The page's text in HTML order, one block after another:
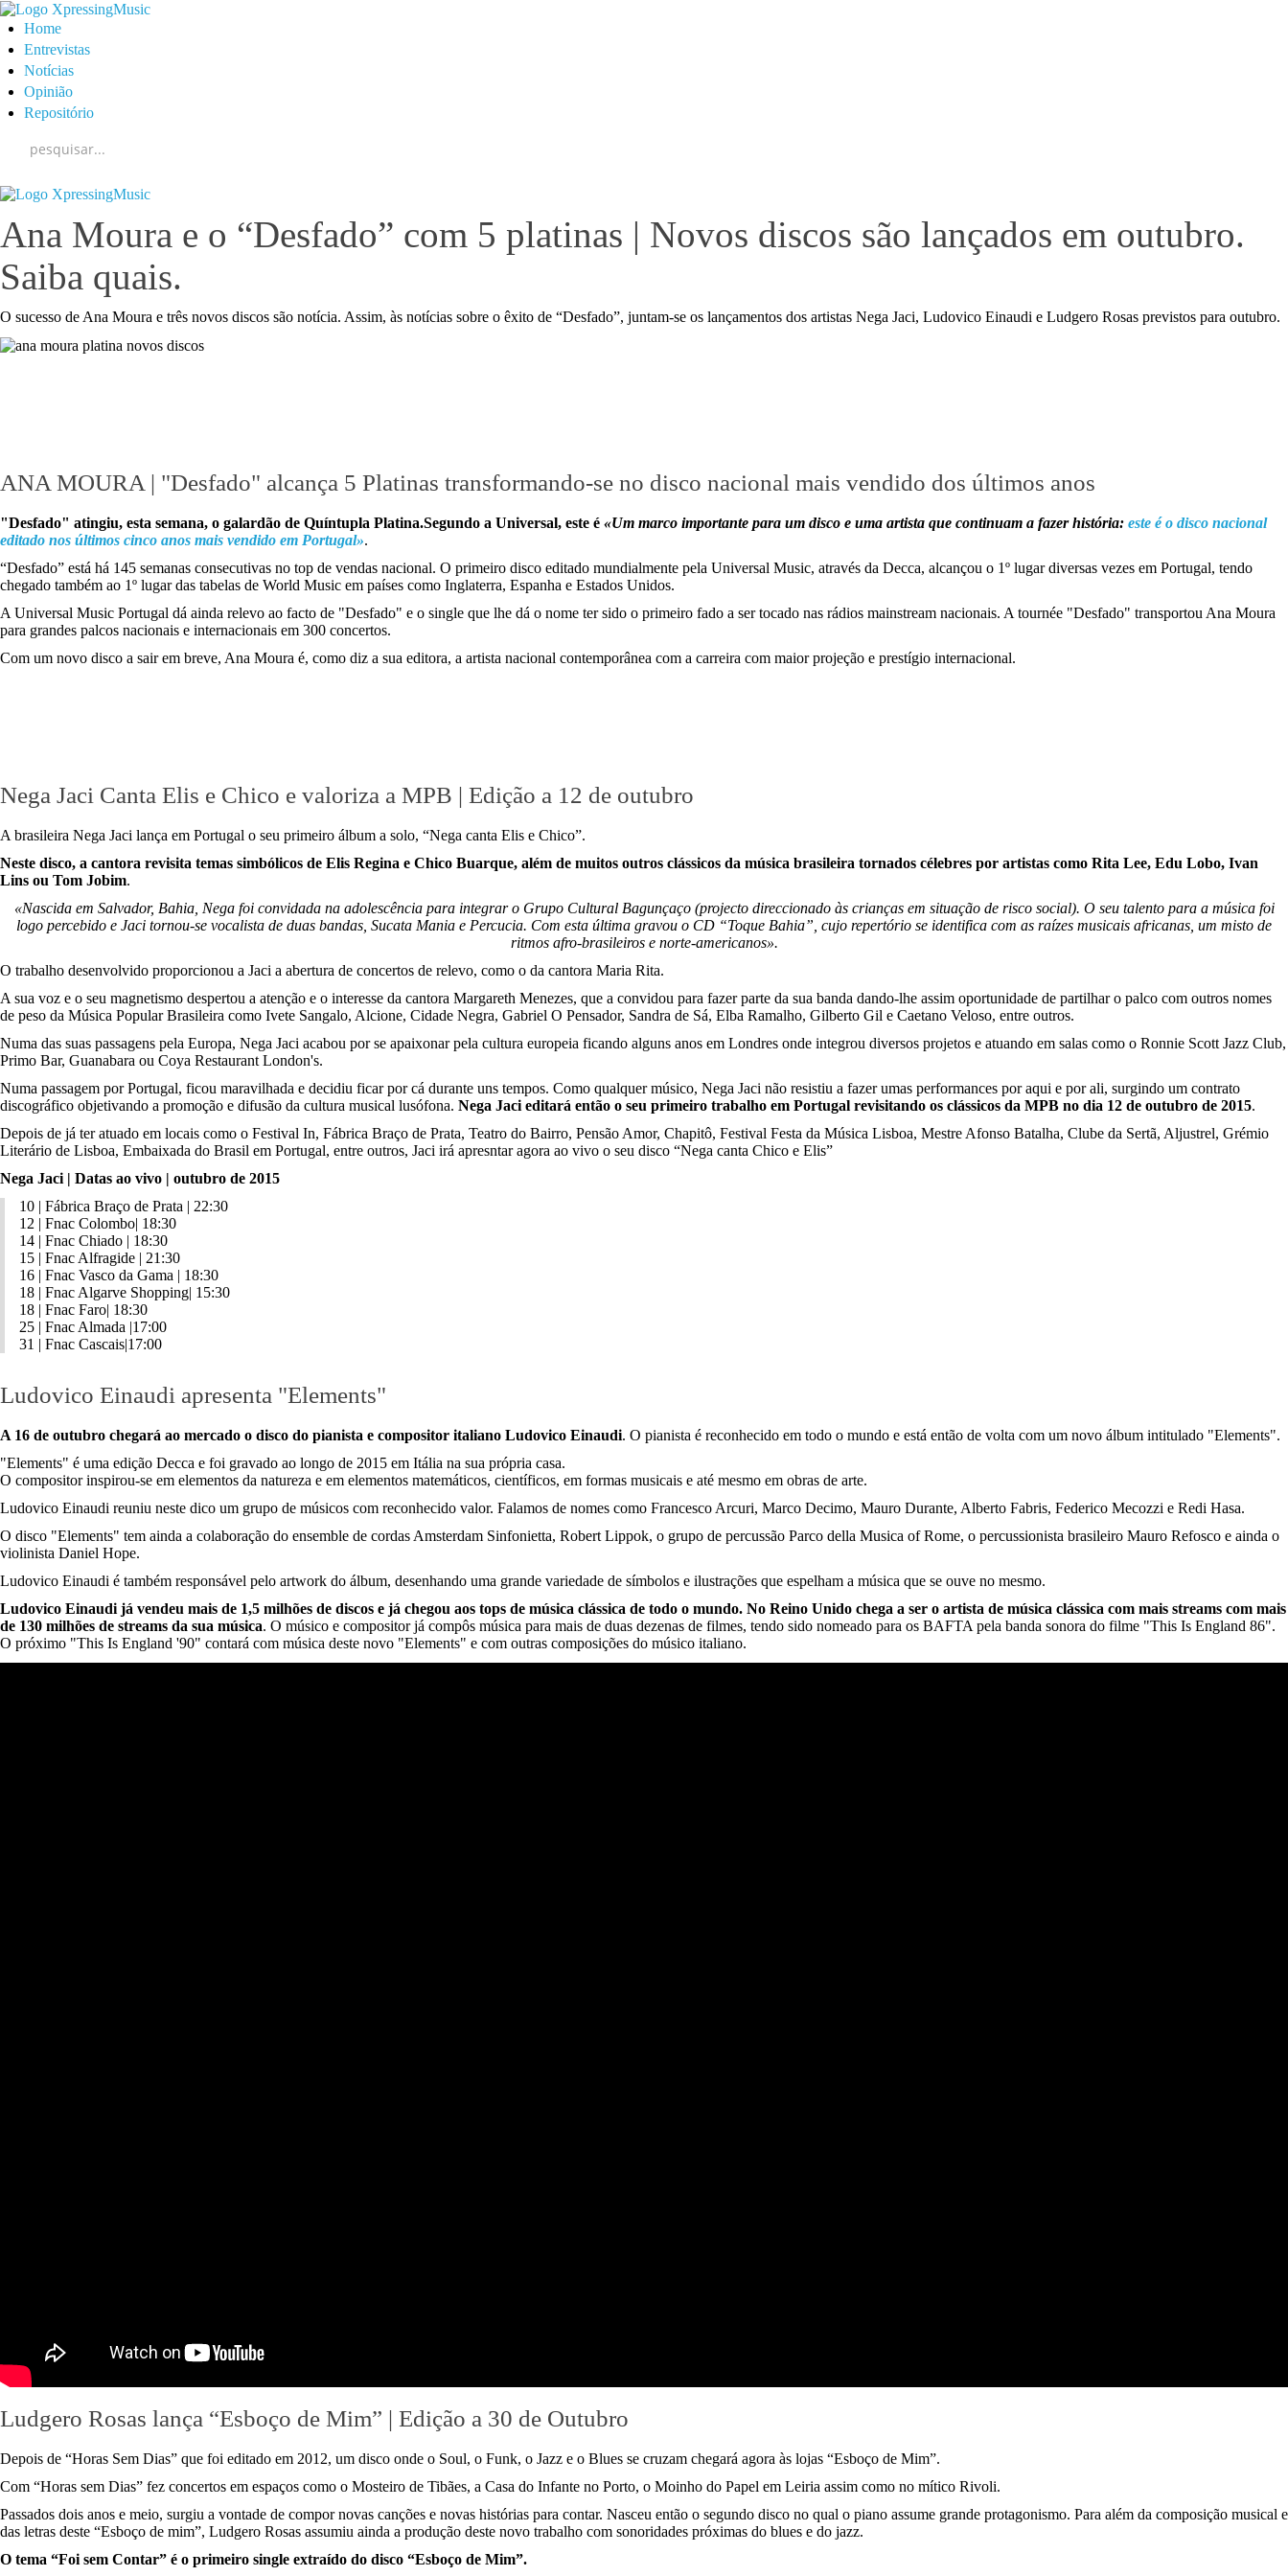
Home
Entrevistas
Notícias
Opinião
Repositório
Ana Moura e o “Desfado” com 5 platinas | Novos discos são lançados em outubro.
Saiba quais.
O sucesso de Ana Moura e três novos discos são notícia. Assim, às notícias sobre o êxito de “Desfado”, juntam-se os lançamentos dos artistas Nega Jaci, Ludovico Einaudi e Ludgero Rosas previstos para outubro.
ANA MOURA | "Desfado" alcança 5 Platinas transformando-se no disco nacional mais vendido dos últimos anos
"Desfado" atingiu, esta semana, o galardão de Quíntupla Platina.Segundo a Universal, este é «Um marco importante para um disco e uma artista que continuam a fazer história: este é o disco nacional
editado nos últimos cinco anos mais vendido em Portugal».
“Desfado” está há 145 semanas consecutivas no top de vendas nacional. O primeiro disco editado mundialmente pela Universal Music, através da Decca, alcançou o 1º lugar diversas vezes em Portugal, tendo
chegado também ao 1º lugar das tabelas de World Music em países como Inglaterra, Espanha e Estados Unidos.
A Universal Music Portugal dá ainda relevo ao facto de "Desfado" e o single que lhe dá o nome ter sido o primeiro fado a ser tocado nas rádios mainstream nacionais. A tournée "Desfado" transportou Ana Moura
para grandes palcos nacionais e internacionais em 300 concertos.
Com um novo disco a sair em breve, Ana Moura é, como diz a sua editora, a artista nacional contemporânea com a carreira com maior projeção e prestígio internacional.
Nega Jaci Canta Elis e Chico e valoriza a MPB | Edição a 12 de outubro
A brasileira Nega Jaci lança em Portugal o seu primeiro álbum a solo, “Nega canta Elis e Chico”.
Neste disco, a cantora revisita temas simbólicos de Elis Regina e Chico Buarque, além de muitos outros clássicos da música brasileira tornados célebres por artistas como Rita Lee, Edu Lobo, Ivan
Lins ou Tom Jobim.
«Nascida em Salvador, Bahia, Nega foi convidada na adolescência para integrar o Grupo Cultural Bagunçaço (projecto direccionado às crianças em situação de risco social). O seu talento para a música foi
logo percebido e Jaci tornou-se vocalista de duas bandas, Sucata Mania e Percucia. Com esta última gravou o CD “Toque Bahia”, cujo repertório se identifica com as raízes musicais africanas, um misto de
ritmos afro-brasileiros e norte-americanos».
O trabalho desenvolvido proporcionou a Jaci a abertura de concertos de relevo, como o da cantora Maria Rita.
A sua voz e o seu magnetismo despertou a atenção e o interesse da cantora Margareth Menezes, que a convidou para fazer parte da sua banda dando-lhe assim oportunidade de partilhar o palco com outros nomes
de peso da Música Popular Brasileira como Ivete Sangalo, Alcione, Cidade Negra, Gabriel O Pensador, Sandra de Sá, Elba Ramalho, Gilberto Gil e Caetano Veloso, entre outros.
Numa das suas passagens pela Europa, Nega Jaci acabou por se apaixonar pela cultura europeia ficando alguns anos em Londres onde integrou diversos projetos e atuando em salas como o Ronnie Scott Jazz Club,
Primo Bar, Guanabara ou Coya Restaurant London's.
Numa passagem por Portugal, ficou maravilhada e decidiu ficar por cá durante uns tempos. Como qualquer músico, Nega Jaci não resistiu a fazer umas performances por aqui e por ali, surgindo um contrato
discográfico objetivando a promoção e difusão da cultura musical lusófona. Nega Jaci editará então o seu primeiro trabalho em Portugal revisitando os clássicos da MPB no dia 12 de outubro de 2015.
Depois de já ter atuado em locais como o Festival In, Fábrica Braço de Prata, Teatro do Bairro, Pensão Amor, Chapitô, Festival Festa da Música Lisboa, Mestre Afonso Batalha, Clube da Sertã, Aljustrel, Grémio
Literário de Lisboa, Embaixada do Brasil em Portugal, entre outros, Jaci irá apresntar agora ao vivo o seu disco “Nega canta Chico e Elis”
Nega Jaci | Datas ao vivo | outubro de 2015
10 | Fábrica Braço de Prata | 22:30
12 | Fnac Colombo| 18:30
14 | Fnac Chiado | 18:30
15 | Fnac Alfragide | 21:30
16 | Fnac Vasco da Gama | 18:30
18 | Fnac Algarve Shopping| 15:30
18 | Fnac Faro| 18:30
25 | Fnac Almada |17:00
31 | Fnac Cascais|17:00
Ludovico Einaudi apresenta "Elements"
A 16 de outubro chegará ao mercado o disco do pianista e compositor italiano Ludovico Einaudi. O pianista é reconhecido em todo o mundo e está então de volta com um novo álbum intitulado "Elements".
"Elements" é uma edição Decca e foi gravado ao longo de 2015 em Itália na sua própria casa.
O compositor inspirou-se em elementos da natureza e em elementos matemáticos, científicos, em formas musicais e até mesmo em obras de arte.
Ludovico Einaudi reuniu neste dico um grupo de músicos com reconhecido valor. Falamos de nomes como Francesco Arcuri, Marco Decimo, Mauro Durante, Alberto Fabris, Federico Mecozzi e Redi Hasa.
O disco "Elements" tem ainda a colaboração do ensemble de cordas Amsterdam Sinfonietta, Robert Lippok, o grupo de percussão Parco della Musica of Rome, o percussionista brasileiro Mauro Refosco e ainda o
violinista Daniel Hope.
Ludovico Einaudi é também responsável pelo artwork do álbum, desenhando uma grande variedade de símbolos e ilustrações que espelham a música que se ouve no mesmo.
Ludovico Einaudi já vendeu mais de 1,5 milhões de discos e já chegou aos tops de música clássica de todo o mundo. No Reino Unido chega a ser o artista de música clássica com mais streams com mais
de 130 milhões de streams da sua música. O músico e compositor já compôs música para mais de duas dezenas de filmes, tendo sido nomeado para os BAFTA pela banda sonora do filme "This Is England 86".
O próximo "This Is England '90" contará com música deste novo "Elements" e com outras composições do músico italiano.
Ludgero Rosas lança “Esboço de Mim” | Edição a 30 de Outubro
Depois de “Horas Sem Dias” que foi editado em 2012, um disco onde o Soul, o Funk, o Jazz e o Blues se cruzam chegará agora às lojas “Esboço de Mim”.
Com “Horas sem Dias” fez concertos em espaços como o Mosteiro de Tibães, a Casa do Infante no Porto, o Moinho do Papel em Leiria assim como no mítico Rivoli.
Passados dois anos e meio, surgiu a vontade de compor novas canções e novas histórias para contar. Nasceu então o segundo disco no qual o piano assume grande protagonismo. Para além da composição musical e
das letras deste “Esboço de mim”, Ludgero Rosas assumiu ainda a produção deste novo trabalho com sonoridades próximas do blues e do jazz.
O tema “Foi sem Contar” é o primeiro single extraído do disco “Esboço de Mim”.